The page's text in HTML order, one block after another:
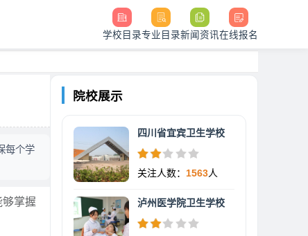
学校目录专业目录新闻资讯在线报名
每个学
掌握
院校展示
四川省宜宾卫生学校
关注人数： 1563人
泸州医学院卫生学校